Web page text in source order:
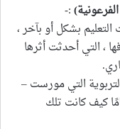
:-
بشكل أو بآخر ،
، التي أحدثت أثرها
التي مورست –
كيف كانت تلك